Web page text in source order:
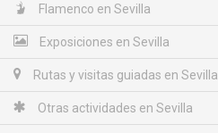
Flamenco en Sevilla
Exposiciones en Sevilla
Rutas y visitas guiadas en Sevilla
Otras actividades en Sevilla